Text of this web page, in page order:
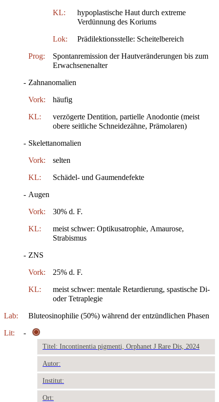
KL:
hypoplastische Haut durch extreme
Verdünnung des Koriums
Lok: Prädilektionsstelle: Scheitelbereich
Prog:
Spontanremission der Hautveränderungen bis zum
Erwachsenenalter
- Zahnanomalien
Vork: häufig
KL:
verzögerte Dentition, partielle Anodontie (meist
obere seitliche Schneidezähne, Prämolaren)
- Skelettanomalien
Vork: selten
KL: Schädel- und Gaumendefekte
- Augen
Vork: 30% d. F.
KL:
meist schwer: Optikusatrophie, Amaurose,
Strabismus
- ZNS
Vork: 25% d. F.
KL:
meist schwer: mentale Retardierung, spastische Di-
oder Tetraplegie
Lab: Bluteosinophilie (50%) während der entzündlichen Phasen
Lit: -
Titel: Incontinentia pigmenti, Orphanet J Rare Dis, 2024
Autor:
Institut:
Ort: